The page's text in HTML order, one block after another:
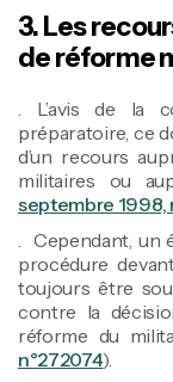
3. Les
de réforme
. L’avis de la
préparatoire, ce
d’un recours
militaires ou
septembre 1998,
. Cependant, un
procédure
toujours être
contre la
réforme du
n°272074).